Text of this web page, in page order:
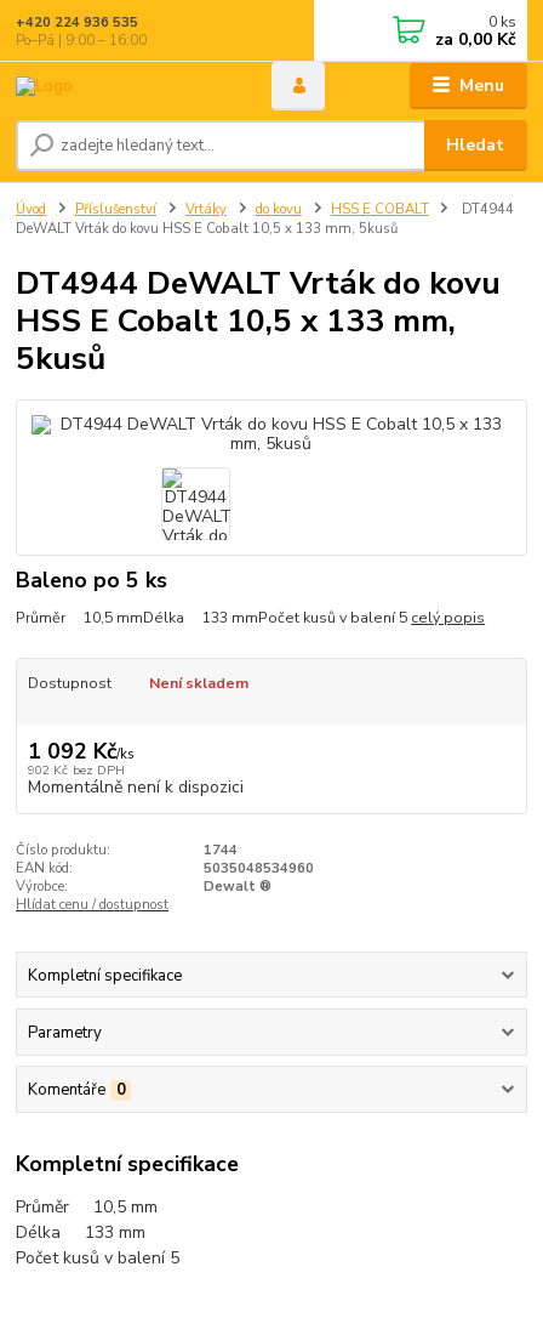
Menu
Hledat
+420 224 936 535
Po–Pá | 9:00 – 16:00
0 ks
za 0,00 Kč
Úvod Příslušenství Vrtáky do kovu HSS E COBALT
DT4944
DeWALT Vrták do kovu HSS E Cobalt 10,5 x 133 mm, 5kusů
DT4944 DeWALT Vrták do kovu
HSS E Cobalt 10,5 x 133 mm,
5kusů
Baleno po 5 ks
Průměr 10,5 mmDélka 133 mmPočet kusů v balení 5 celý popis
Dostupnost Není skladem
1 092 Kč/ks
902 Kč bez DPH
Momentálně není k dispozici
Číslo produktu:
1744
EAN kód:
5035048534960
Výrobce:
Dewalt ®
Hlídat cenu / dostupnost
Kompletní specifikace
Parametry
Komentáře 0
Kompletní specifikace
Průměr 10,5 mm
Délka 133 mm
Počet kusů v balení 5